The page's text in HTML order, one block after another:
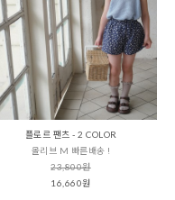
플로르 팬츠 - 2 COLOR
올리브 M 빠른배송 !
23,800원
16,660원